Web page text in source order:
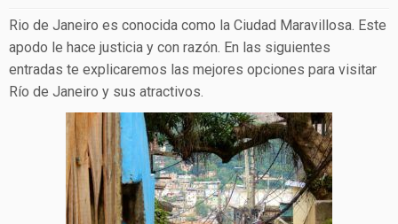
Rio de Janeiro es conocida como la Ciudad Maravillosa. Este
apodo le hace justicia y con razón. En las siguientes
entradas te explicaremos las mejores opciones para visitar
Río de Janeiro y sus atractivos.